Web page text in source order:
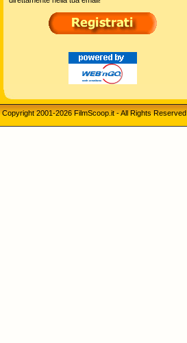
Copyright 2001-2026 FilmScoop.it - All Rights Reserved